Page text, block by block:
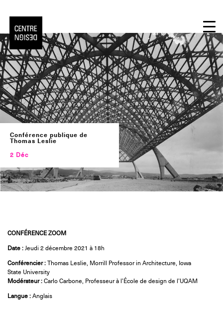
Conférence publique de
Thomas Leslie
2 Déc
CONFÉRENCE ZOOM
Date : Jeudi 2 décembre 2021 à 18h
Conférencier : Thomas Leslie, Morrill Professor in Architecture, Iowa
State University
Modérateur : Carlo Carbone, Professeur à l’École de design de l’UQAM
Langue : Anglais